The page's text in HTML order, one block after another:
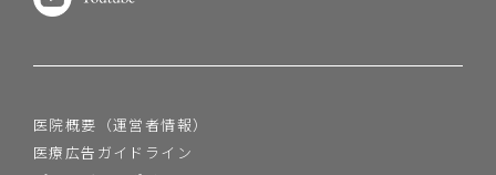
医院概要（運営者情報）
医療広告ガイドライン